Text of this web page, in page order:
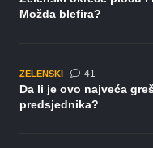
Možda blefira?
ZELENSKI 41
Da li je ovo najveća
predsjednika?